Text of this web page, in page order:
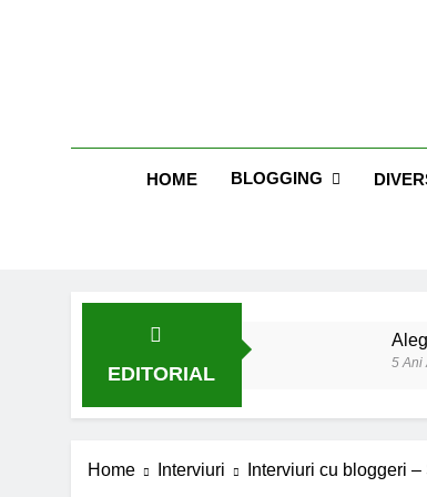
HOME BLOGGING
EDITORIAL
5 Ani
6 Ani
6 Ani
Home Interviuri Interviuri cu bloggeri